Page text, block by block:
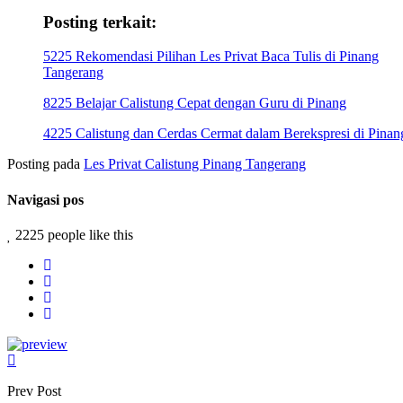
Posting terkait:
5225 Rekomendasi Pilihan Les Privat Baca Tulis di Pinang
Tangerang
8225 Belajar Calistung Cepat dengan Guru di Pinang
4225 Calistung dan Cerdas Cermat dalam Berekspresi di
Posting pada Les Privat Calistung Pinang Tangerang
Navigasi pos
2225 people like this
Prev Post